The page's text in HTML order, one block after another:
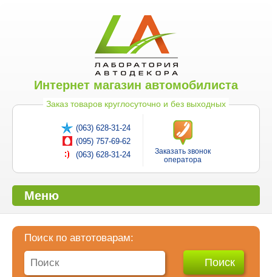
Интернет магазин автомобилиста
Заказ товаров круглосуточно и без выходных
(063) 628-31-24
(095) 757-69-62
(063) 628-31-24
Заказать звонок
оператора
Меню
Поиск по автотоварам: